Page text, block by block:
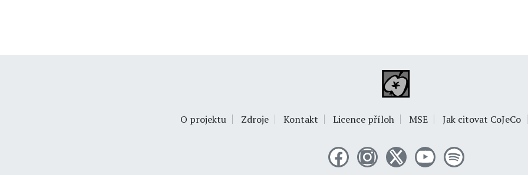
O projektu Zdroje Kontakt Licence příloh MSE Jak citovat CoJeCo